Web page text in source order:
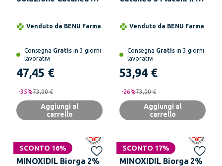
Venduto da BENU Farma
Consegna Gratis in 3 giorni
lavorativi
47,45 €
-35%73,00 €
Aggiungi al
carrello
Venduto da BENU Farma
Consegna Gratis in 3 giorni
lavorativi
53,94 €
-26%73,00 €
Aggiungi al
carrello
SCONTO 16%
MINOXIDIL Biorga 2%
SCONTO 17%
MINOXIDIL Biorga 2%